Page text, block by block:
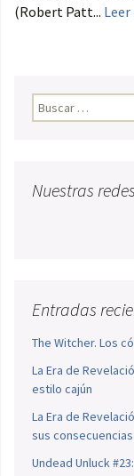
(Robert Patt... Leer
Buscar:
Nuestras
Entradas
The Witcher. Los
La Era de
estilo cajún
La Era de
sus consecuencias
Undead Unluck